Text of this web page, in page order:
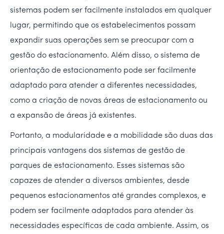
sistemas podem ser facilmente instalados em qualquer
lugar, permitindo que os estabelecimentos possam
expandir suas operações sem se preocupar com a
gestão do estacionamento. Além disso, o sistema de
orientação de estacionamento pode ser facilmente
adaptado para atender a diferentes necessidades,
como a criação de novas áreas de estacionamento ou
a expansão de áreas já existentes.
Portanto, a modularidade e a mobilidade são duas das
principais vantagens dos sistemas de gestão de
parques de estacionamento. Esses sistemas são
capazes de atender a diversos ambientes, desde
pequenos estacionamentos até grandes complexos, e
podem ser facilmente adaptados para atender às
necessidades específicas de cada ambiente. Assim, os